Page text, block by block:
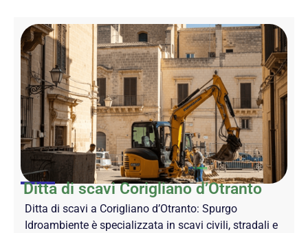
Ditta di scavi Corigliano d’Otranto
Ditta di scavi a Corigliano d’Otranto: Spurgo
Idroambiente è specializzata in scavi civili, stradali e